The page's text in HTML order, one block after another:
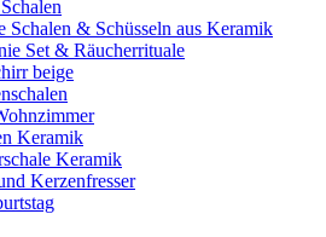
Schalen & Schüsseln aus Keramik
Set & Räucherrituale
beige
Keramik
Keramik
Kerzenfresser